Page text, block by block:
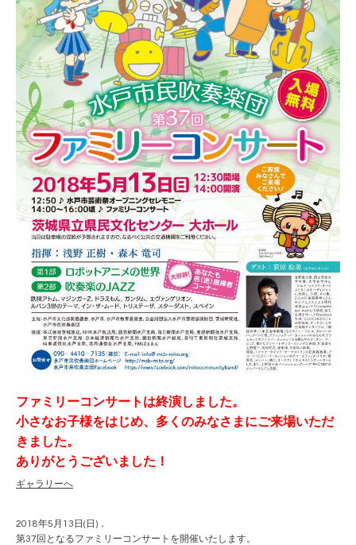
ファミリーコンサートは終演しました。
小さなお子様をはじめ、多くのみなさまにご来場いただ
きました。
ありがとうございました！
ギャラリーへ
2018年5月13日(日)，
第37回となるファミリーコンサートを開催いたします。